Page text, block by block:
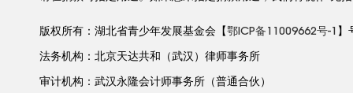
版权所有：湖北省青少年发展基金会【鄂ICP备11009662号-1 】
法务机构：北京天达共和（武汉）律师事务所
审计机构：武汉永隆会计师事务所（普通合伙）